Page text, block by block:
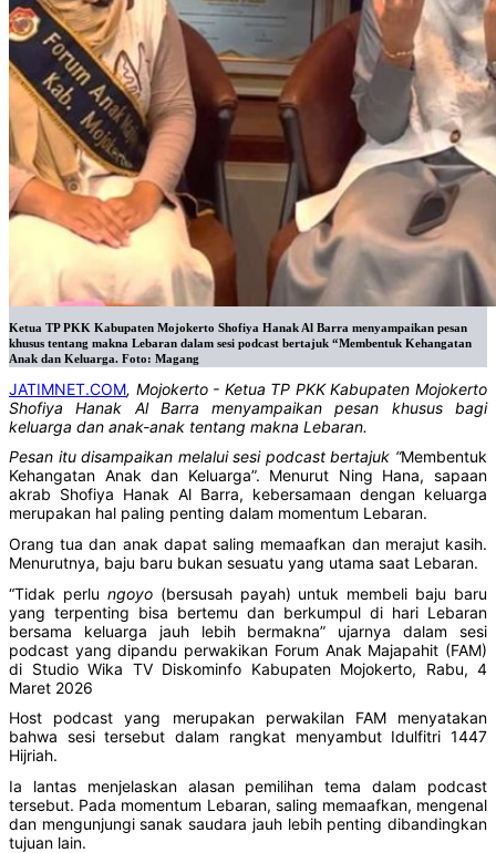
Ketua TP PKK Kabupaten Mojokerto Shofiya Hanak Al Barra menyampaikan pesan
khusus tentang makna Lebaran dalam sesi podcast bertajuk “Membentuk Kehangatan
Anak dan Keluarga. Foto: Magang
JATIMNET.COM, Mojokerto - Ketua TP PKK Kabupaten Mojokerto
Shofiya Hanak Al Barra
menyampaikan pesan khusus bagi
keluarga dan anak-anak tentang makna Lebaran.
Pesan itu disampaikan melalui sesi podcast bertajuk “Membentuk
Kehangatan Anak dan Keluarga”. Menurut Ning Hana, sapaan
akrab Shofiya Hanak Al Barra, kebersamaan dengan keluarga
merupakan hal paling penting dalam momentum Lebaran.
Orang tua dan anak dapat saling memaafkan dan merajut kasih.
Menurutnya, baju baru bukan sesuatu yang utama saat Lebaran.
“Tidak perlu ngoyo(bersusah payah) untuk membeli baju baru
yang terpenting bisa bertemu dan berkumpul di hari Lebaran
bersama keluarga jauh lebih bermakna” ujarnya dalam sesi
podcast yang dipandu perwakikan Forum Anak Majapahit (FAM)
di Studio Wika TV Diskominfo Kabupaten Mojokerto, Rabu, 4
Maret 2026
Host podcast yang merupakan perwakilan FAM menyatakan
bahwa sesi tersebut dalam rangkat menyambut Idulfitri 1447
Hijriah.
Ia lantas menjelaskan alasan pemilihan tema dalam podcast
tersebut. Pada momentum Lebaran, saling memaafkan, mengenal
dan mengunjungi sanak saudara jauh lebih penting dibandingkan
tujuan lain.